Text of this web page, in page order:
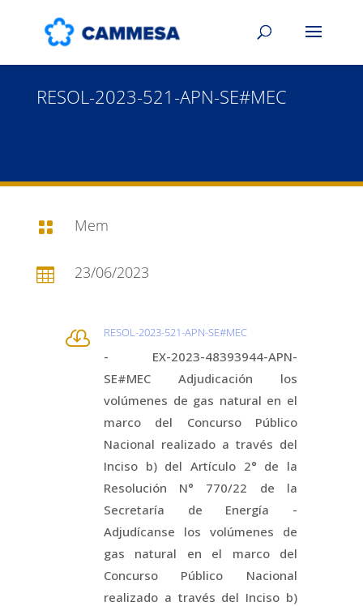
RESOL-2023-521-APN-SE#MEC
 Mem
 23/06/2023
 RESOL-2023-521-APN-SE#MEC
- EX-2023-48393944-APN-
SE#MEC Adjudicación los
volúmenes de gas natural en el
marco del Concurso Público
Nacional realizado a través del
Inciso b) del Artículo 2° de la
Resolución N° 770/22 de la
Secretaría de Energía -
Adjudícanse los volúmenes de
gas natural en el marco del
Concurso Público Nacional
realizado a través del Inciso b)